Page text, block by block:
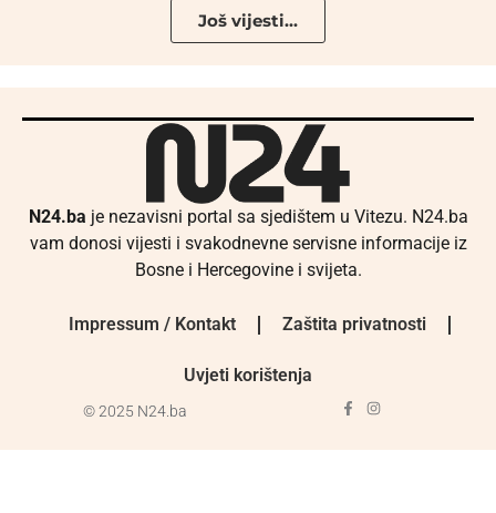
Još vijesti...
N24.ba je nezavisni portal sa sjedištem u Vitezu. N24.ba
vam donosi vijesti i svakodnevne servisne informacije iz
Bosne i Hercegovine i svijeta.
Impressum / Kontakt Zaštita privatnosti
Uvjeti korištenja
© 2025 N24.ba